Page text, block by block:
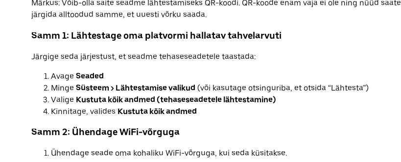
Märkus: Võib-olla saite seadme lähtestamiseks QR-koodi. QR-koode enam vaja ei ole ning nüüd saate
järgida alltoodud samme, et uuesti võrku saada.
Samm 1: Lähtestage oma platvormi hallatav tahvelarvuti
Järgige seda järjestust, et seadme tehaseseadetele taastada:
Avage Seaded
Minge Süsteem > Lähtestamise valikud (või kasutage otsinguriba, et otsida “Lähtesta”)
Valige Kustuta kõik andmed (tehaseseadetele lähtestamine)
Kinnitage, valides Kustuta kõik andmed
Samm 2: Ühendage WiFi-võrguga
Ühendage seade oma kohaliku WiFi-võrguga, kui seda küsitakse.